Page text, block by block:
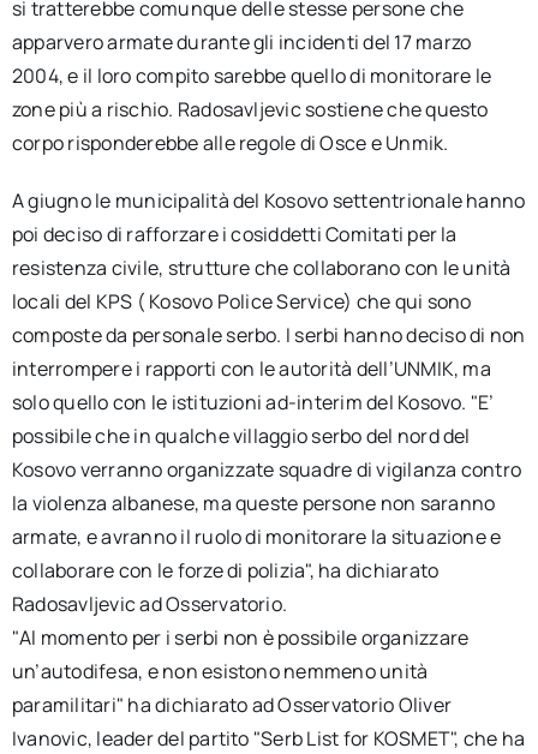
si tratterebbe comunque delle stesse persone che
apparvero armate durante gli incidenti del 17 marzo
2004, e il loro compito sarebbe quello di monitorare le
zone più a rischio. Radosavljevic sostiene che questo
corpo risponderebbe alle regole di Osce e Unmik.
A giugno le municipalità del Kosovo settentrionale hanno
poi deciso di rafforzare i cosiddetti Comitati per la
resistenza civile, strutture che collaborano con le unità
locali del KPS ( Kosovo Police Service) che qui sono
composte da personale serbo. I serbi hanno deciso di non
interrompere i rapporti con le autorità dell’UNMIK, ma
solo quello con le istituzioni ad-interim del Kosovo. "E’
possibile che in qualche villaggio serbo del nord del
Kosovo verranno organizzate squadre di vigilanza contro
la violenza albanese, ma queste persone non saranno
armate, e avranno il ruolo di monitorare la situazione e
collaborare con le forze di polizia", ha dichiarato
Radosavljevic ad Osservatorio.
"Al momento per i serbi non è possibile organizzare
un’autodifesa, e non esistono nemmeno unità
paramilitari" ha dichiarato ad Osservatorio Oliver
Ivanovic, leader del partito "Serb List for KOSMET", che ha